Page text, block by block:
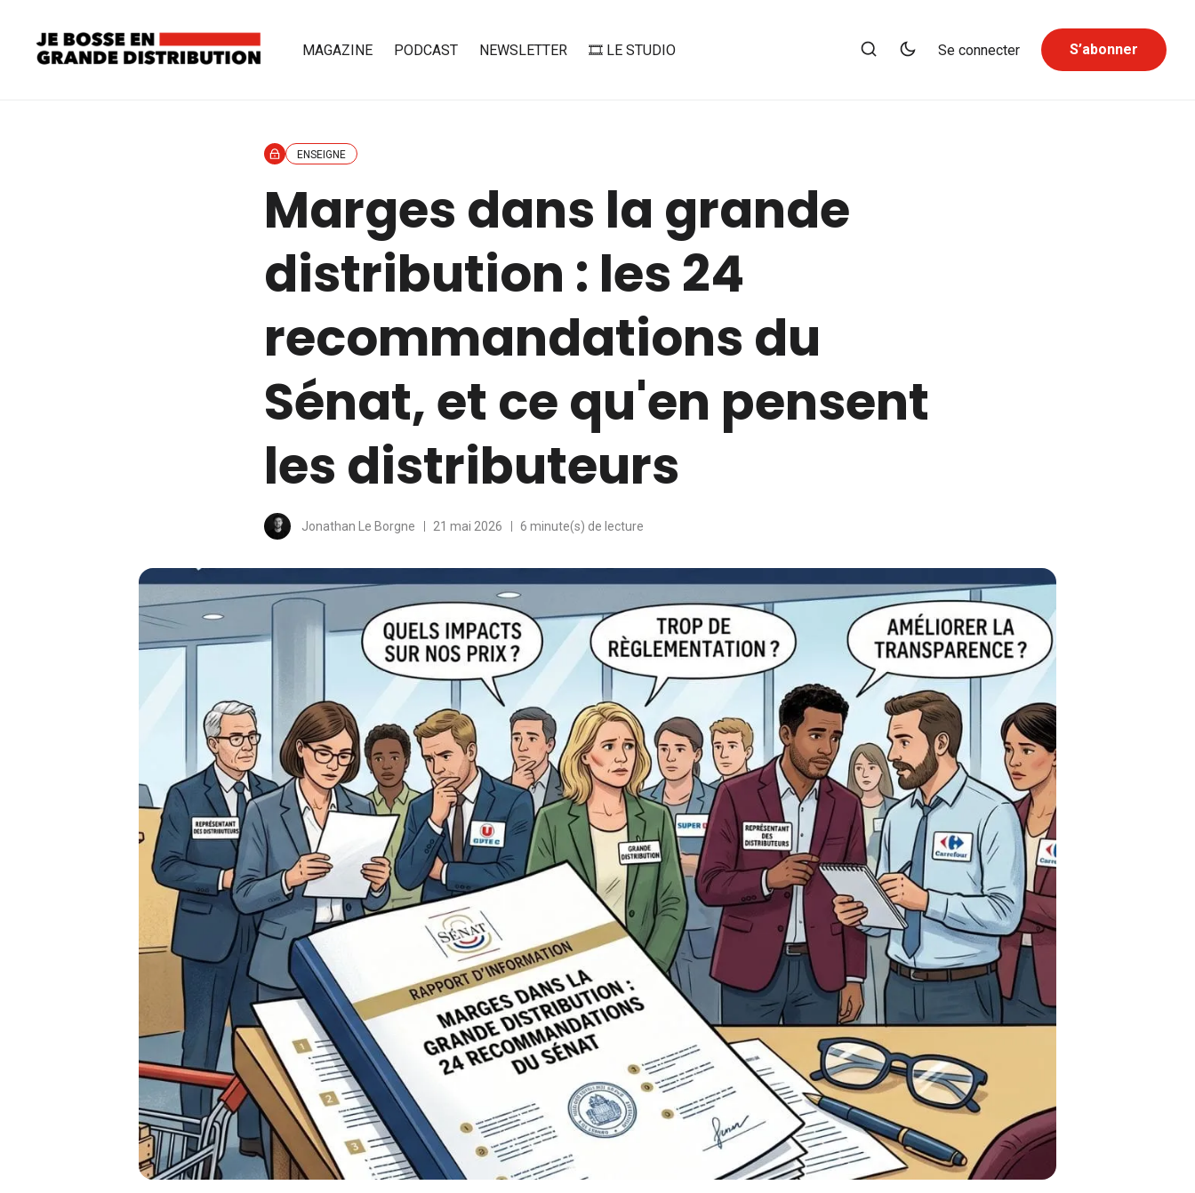
MAGAZINE PODCAST NEWSLETTER 🎞️ LE STUDIO Se connecter S’abonner
ENSEIGNE
Marges dans la grande
distribution : les 24
recommandations du
Sénat, et ce qu'en pensent
les distributeurs
Jonathan Le Borgne 21 mai 2026 6 minute(s) de lecture